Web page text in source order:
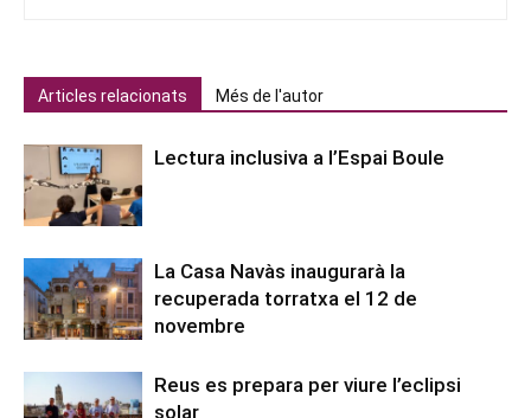
Articles relacionats Més de l'autor
Lectura inclusiva a l’Espai Boule
La Casa Navàs inaugurarà la
recuperada torratxa el 12 de
novembre
Reus es prepara per viure l’eclipsi
solar